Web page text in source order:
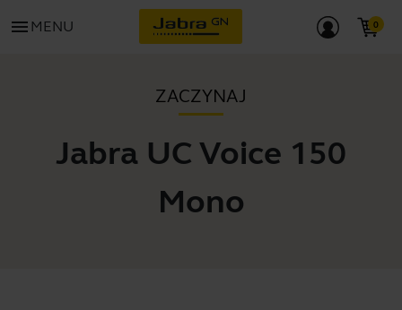
menu MENU
ZACZYNAJ
Jabra UC Voice 150
Mono